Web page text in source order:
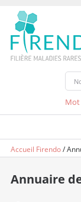
Mot
Accueil Firendo/
Annuaire